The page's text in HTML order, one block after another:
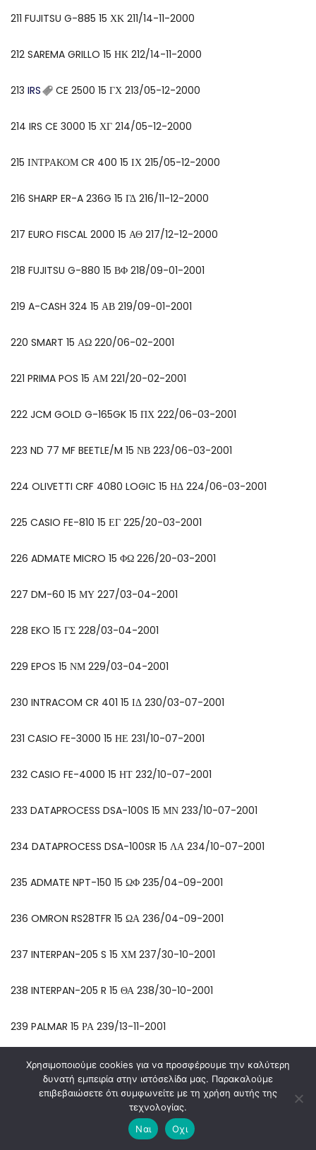
211 FUJITSU G-885 15 ΧΚ 211/14-11-2000
212 SAREMA GRILLO 15 ΗΚ 212/14-11-2000
213 IRS CE 2500 15 ΓΧ 213/05-12-2000
214 IRS CE 3000 15 ΧΓ 214/05-12-2000
215 ΙΝΤΡΑΚΟΜ CR 400 15 ΙΧ 215/05-12-2000
216 SHARP ER-A 236G 15 ΓΔ 216/11-12-2000
217 EURO FISCAL 2000 15 ΑΘ 217/12-12-2000
218 FUJITSU G-880 15 ΒΦ 218/09-01-2001
219 A-CASH 324 15 ΑΒ 219/09-01-2001
220 SMART 15 ΑΩ 220/06-02-2001
221 PRIMA POS 15 ΑΜ 221/20-02-2001
222 JCM GOLD G-165GK 15 ΠΧ 222/06-03-2001
223 ND 77 MF BEETLE/M 15 ΝΒ 223/06-03-2001
224 OLIVETTI CRF 4080 LOGIC 15 ΗΔ 224/06-03-2001
225 CASIO FE-810 15 ΕΓ 225/20-03-2001
226 ADMATE MICRO 15 ΦΩ 226/20-03-2001
227 DM-60 15 ΜΥ 227/03-04-2001
228 EKO 15 ΓΣ 228/03-04-2001
229 EPOS 15 ΝΜ 229/03-04-2001
230 INTRACOM CR 401 15 ΙΔ 230/03-07-2001
231 CASIO FE-3000 15 ΗΕ 231/10-07-2001
232 CASIO FE-4000 15 ΗΤ 232/10-07-2001
233 DATAPROCESS DSA-100S 15 ΜΝ 233/10-07-2001
234 DATAPROCESS DSA-100SR 15 ΛΑ 234/10-07-2001
235 ADMATE NPT-150 15 ΩΦ 235/04-09-2001
236 OMRON RS28TFR 15 ΩΑ 236/04-09-2001
237 INTERPAN-205 S 15 ΧΜ 237/30-10-2001
238 INTERPAN-205 R 15 ΘΑ 238/30-10-2001
239 PALMAR 15 ΡΑ 239/13-11-2001
240 ESTELLA 15 ΣΛ 240/13-11-2001
241 ARCADIA 6010 15 ΓΛ 241/11-12-2001
242 PRIMA 2000 15 ΑΓ 242/25-04-2002
Χρησιμοποιούμε cookies για να προσφέρουμε την καλύτερη
δυνατή εμπειρία στην ιστόσελίδα μας. Παρακαλούμε
επιβεβαιώσετε ότι συμφωνείτε με τη χρήση αυτής της
τεχνολογίας.
Ναι
Οχι